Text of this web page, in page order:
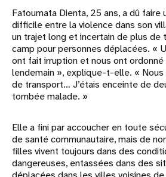
Fatoumata Dienta, 25 ans, a dû
difficile entre la violence dans son
un trajet long et incertain de plus de
camp pour personnes déplacées. «
ont fait irruption et nous ont
lendemain », explique-t-elle. « Nous
de transport… J’étais enceinte de
tombée malade. »
Elle a fini par accoucher en toute
de santé communautaire, mais de
filles vivent toujours dans des
dangereuses, entassées dans des